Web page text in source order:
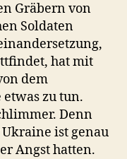
Gräbern von
Soldaten
hat mit
dem
zu tun.
Denn
ist genau
Angst hatten.